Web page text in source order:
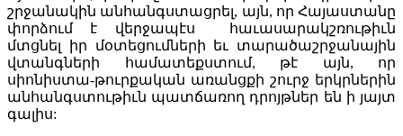
շրջանակին անհանգստացրել, այն, որ Հայաստանը
փորձում է վերջապէս հաւասարակշռութիւն
մտցնել իր մօտեցումների եւ տարածաշրջանային
վտանգների համատեքստում, թէ այն, որ
սիոնիստա-թուրքական առանցքի շուրջ երկրներին
անհանգստութիւն պատճառող դրոյթներ են ի յայտ
գալիս: